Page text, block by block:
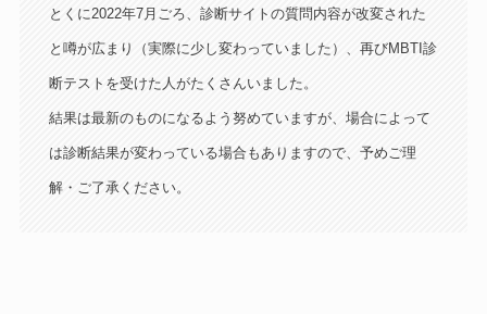
とくに2022年7月ごろ、診断サイトの質問内容が改変された
と噂が広まり（実際に少し変わっていました）、再びMBTI診
断テストを受けた人がたくさんいました。
結果は最新のものになるよう努めていますが、場合によって
は診断結果が変わっている場合もありますので、予めご理
解・ご了承ください。